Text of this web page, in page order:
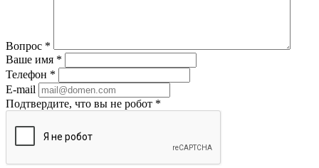
Вопрос *
Ваше имя *
Телефон *
E-mail
Подтвердите, что вы не робот *